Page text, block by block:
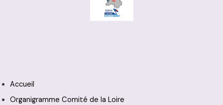
Accueil
Organigramme Comité de la Loire